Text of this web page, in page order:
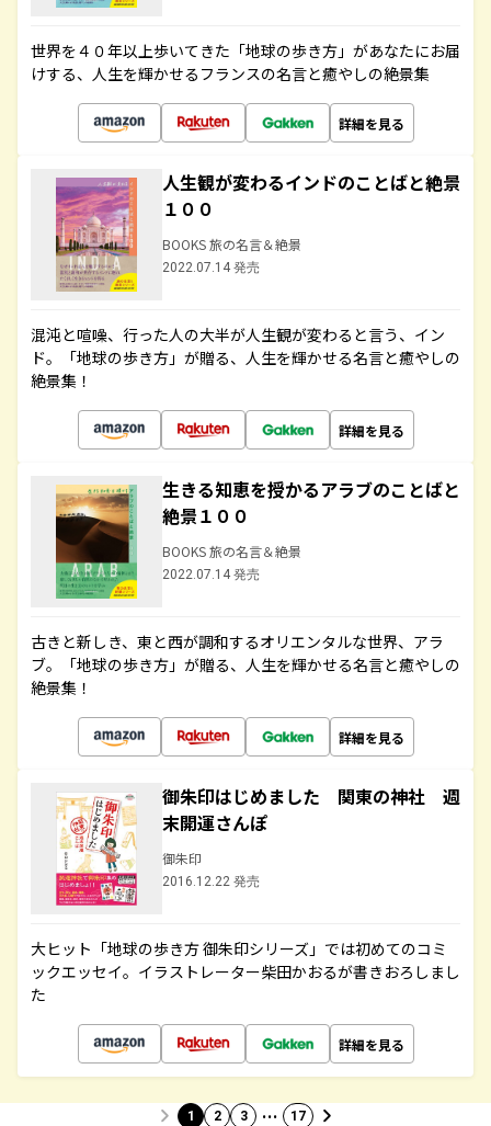
世界を４０年以上歩いてきた「地球の歩き方」があなたにお届
けする、人生を輝かせるフランスの名言と癒やしの絶景集
詳細を見る
人生観が変わるインドのことばと絶景
１００
BOOKS 旅の名言＆絶景
2022.07.14 発売
混沌と喧噪、行った人の大半が人生観が変わると言う、イン
ド。「地球の歩き方」が贈る、人生を輝かせる名言と癒やしの
絶景集！
詳細を見る
生きる知恵を授かるアラブのことばと
絶景１００
BOOKS 旅の名言＆絶景
2022.07.14 発売
古きと新しき、東と西が調和するオリエンタルな世界、アラ
ブ。「地球の歩き方」が贈る、人生を輝かせる名言と癒やしの
絶景集！
詳細を見る
御朱印はじめました 関東の神社 週
末開運さんぽ
御朱印
2016.12.22 発売
大ヒット「地球の歩き方 御朱印シリーズ」では初めてのコミ
ックエッセイ。イラストレーター柴田かおるが書きおろしまし
た
詳細を見る
1 2 3 … 17